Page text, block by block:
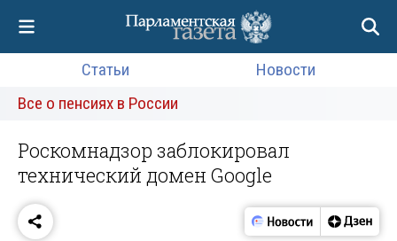
Статьи
Новости
Все о пенсиях в России
Роскомнадзор заблокировал
технический домен Google